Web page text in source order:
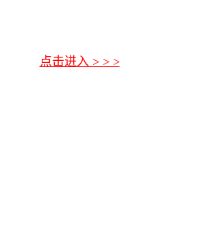
点击进入 > > >
点击进入 > > >
点击进入 > > >
点击进入 > > >
点击进入 > > >
点击进入 > > >
点击进入 > > >
点击进入 > > >